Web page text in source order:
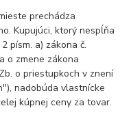
prechádza
Kupujúci, ktorý nespĺňa
písm. a) zákona č.
o zmene zákona
o priestupkoch v znení
nadobúda vlastnícke
kúpnej ceny za tovar.